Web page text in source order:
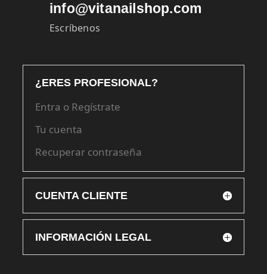
info@vitanailshop.com
Escríbenos
¿ERES PROFESIONAL?
Entra o Regístrate
Tu cuenta
Recuperar contraseña
CUENTA CLIENTE
INFORMACIÓN LEGAL